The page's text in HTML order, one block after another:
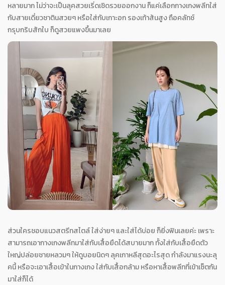
หลายมาก ไม่ว่าจะเป็นลุคสวยเริ่ดเชิดรวยออกงาน ก็แค่เลือกกางเกงพลีทใส่
กับสายเดี่ยวซาตินสวยๆ หรือใส่กับเกาะอก รองเท้าส้นสูง ถือคลัทช์
กรุบกริบสักใบ ก็ดูสวยแพงขึ้นมาเลย
ส่วนใครชอบแนวสตรีทสไตล์ ใส่ง่ายๆ และใส่ได้บ่อย ก็ยิ่งฟินเลยค่ะ เพราะ
สามารถเอากางเกงพลีทมาใส่กับเสื้อยืดได้สบายมาก ทั้งใส่กับเสื้อยืดตัว
ใหญ่ปล่อยชายหลวมๆ ให้ดูบอยนิดๆ ลุคเกาหลีสุดอะไรสุด กำลังมาแรงนะลุ
คนี้ หรือจะเอาเสื้อเข้าในกางเกง ใส่กับเสื้อกล้าม หรือหาเสื้อพลีทที่เข้าเซ็ตกัน
มาใส่ก็ได้